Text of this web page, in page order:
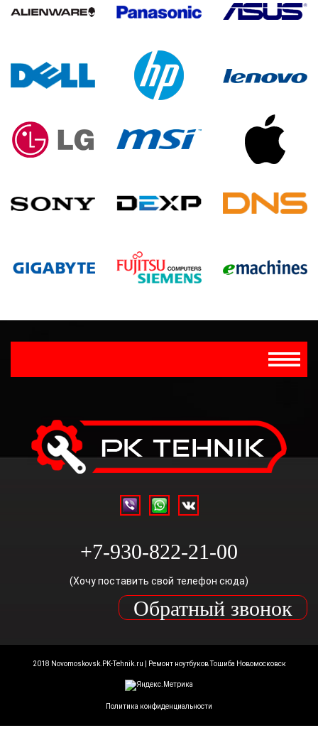
+7-930-822-21-00
(Хочу поставить свой телефон сюда)
Обратный звонок
2018 Novomoskovsk.PK-Tehnik.ru | Ремонт ноутбуков Тошиба Новомосковск
Политика конфиденциальности